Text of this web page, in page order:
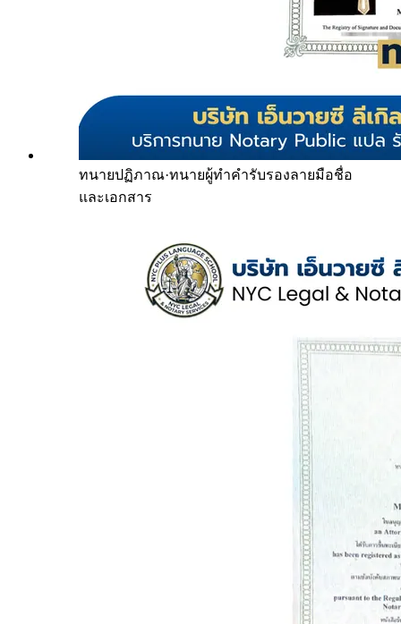
ทนายปฏิภาณ·ทนายผู้ทำคำรับรองลายมือชื่อ
และเอกสาร